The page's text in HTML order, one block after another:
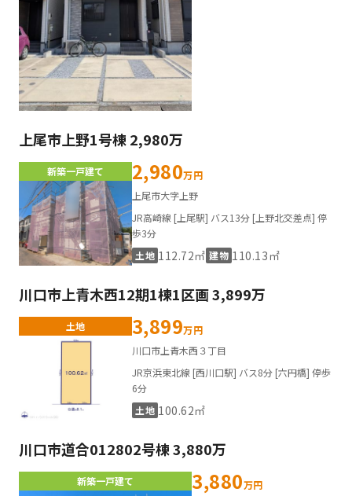
上尾市上野1号棟 2,980万
新築一戸建て 2,980万円
上尾市大字上野
JR高崎線 [上尾駅] バス13分 [上野北交差点] 停
歩3分
土地 112.72㎡ 建物 110.13㎡
川口市上青木西12期1棟1区画 3,899万
土地 3,899万円
川口市上青木西３丁目
JR京浜東北線 [西川口駅] バス8分 [六円橋] 停歩
6分
土地 100.62㎡
川口市道合012802号棟 3,880万
新築一戸建て 3,880万円